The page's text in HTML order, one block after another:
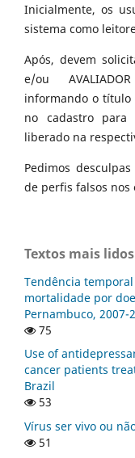
Inicialmente, os
sistema como
Após, devem
e/ou
informando o
no cadastro
liberado na
Pedimos
de perfis falsos nos
Textos mais
Tendência
mortalidade por
Pernambuco, 2007-
75
Use of
cancer patients
Brazil
53
Vírus ser vivo ou
51